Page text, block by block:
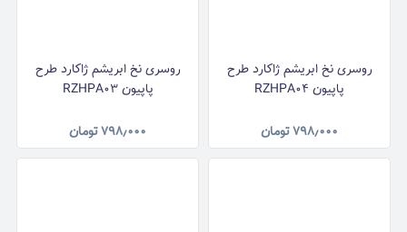
روسری نخ ابریشم ژاکارد طرح
پاپیون RZHPA04
۷۹۸٫۰۰۰تومان
روسری نخ ابریشم ژاکارد طرح
پاپیون RZHPA03
۷۹۸٫۰۰۰تومان